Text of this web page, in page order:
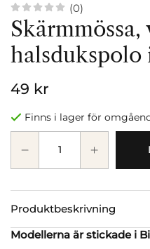
(0)
halsdukspolo
49 kr
Finns i lager för
Produktbeskrivning
Modellerna är stickade i